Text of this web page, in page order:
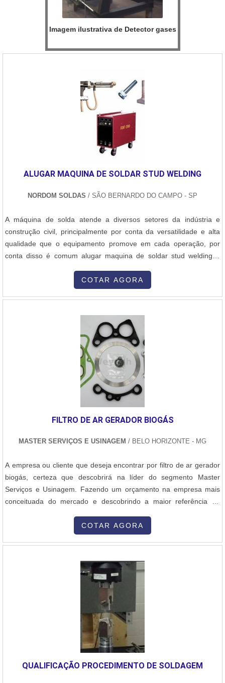
Imagem ilustrativa de Detector gases
ALUGAR MAQUINA DE SOLDAR STUD WELDING
NORDOM SOLDAS / SÃO BERNARDO DO CAMPO - SP
A máquina de solda atende a diversos setores da indústria e
construção civil, principalmente por conta da versatilidade e alta
qualidade que o equipamento promove em cada operação, por
conta disso é comum alugar maquina de soldar stud welding.O
metálicos, por meio de corrente elétrica. O processo é muito rápido
e acontece em milissegundos, impossível de identificar a olho nu. A
COTAR AGORA
FILTRO DE AR GERADOR BIOGÁS
MASTER SERVIÇOS E USINAGEM / BELO HORIZONTE - MG
A empresa ou cliente que deseja encontrar por filtro de ar gerador
biogás, certeza que descobrirá na líder do segmento Master
Serviços e Usinagem. Fazendo um orçamento na empresa mais
conceituada do mercado e descobrindo a maior referência de
gerador biogás, com a equipe da Master Serviços e Usinagem o
BIOGÁSA Master Serviços e Usinagem canaliza sua energia em
oferecer aos parceiros uma estrutura com escritório de alta
qualidade onde são realizadas as atividades e equipamentos de
última geração, tudo isso para garantir que se tenha filtro de ar
gerador biogás com proteção. Há muitas maneiras eficientes de
demonstrar competência e excelência em sua área de atuação. A
Master Serviços e Usinagem se mostra referência por ter:
Atendimento de forma personalizada para cada cliente;
As melhores técnicas com homologação.Ainda com uma visão
COTAR AGORA
QUALIFICAÇÃO PROCEDIMENTO DE SOLDAGEM